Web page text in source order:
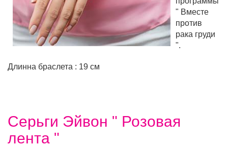
" Вместе
против
рака груди
".
Длинна браслета : 19 см
Серьги Эйвон " Розовая
лента "